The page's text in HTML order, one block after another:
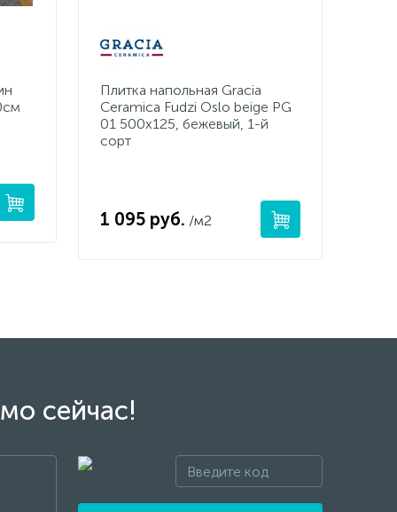
Плитка напольная Gracia
Ceramica Fudzi Oslo beige PG
01 500x125, бежевый, 1-й
сорт
1 095 руб. /м2
сейчас!